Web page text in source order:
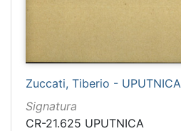
Zuccati, Tiberio - UPUTNICA
Signatura
CR-21.625 UPUTNICA